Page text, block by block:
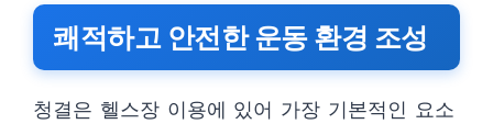
쾌적하고 안전한 운동 환경 조성
청결은 헬스장 이용에 있어 가장 기본적인 요소